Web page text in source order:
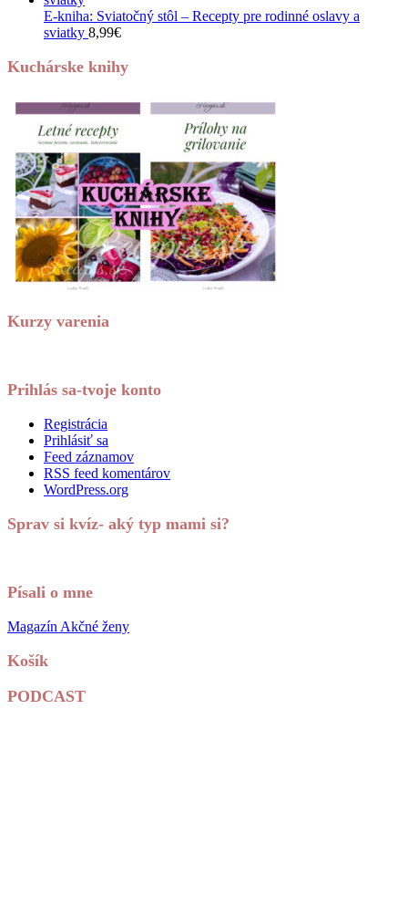
E-kniha: Sviatočný stôl – Recepty pre rodinné oslavy a
sviatky 8,99€
Kuchárske knihy
Kurzy varenia
Prihlás sa-tvoje konto
Registrácia
Prihlásiť sa
Feed záznamov
RSS feed komentárov
WordPress.org
Sprav si kvíz- aký typ mami si?
Písali o mne
Magazín Akčné ženy
Košík
PODCAST